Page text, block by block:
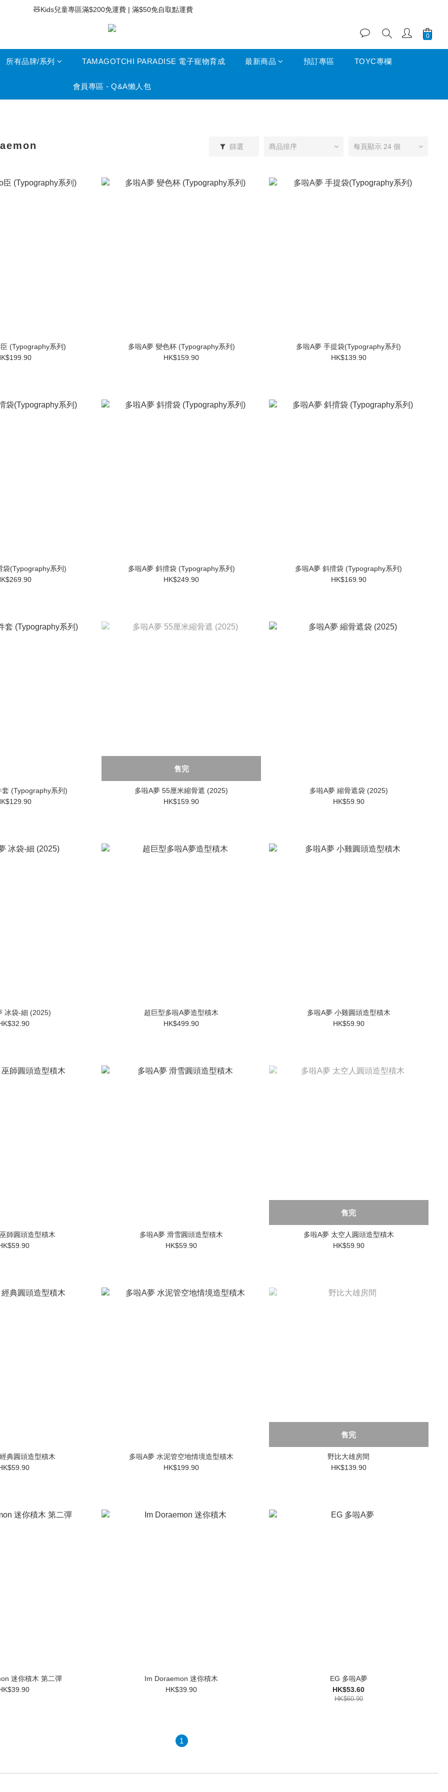
⚡滿$400免運費 | 滿$200免Easy Trade自取點運費
🧸Kids兒童專區滿$200免運費 | 滿$50免自取點運費
⚡滿$400免運費 | 滿$200免Easy Trade自取點運費
所有品牌/系列 TAMAGOTCHI PARADISE 電子寵物育成 最新商品 預訂專區 TOYC專欄
會員專區 - Q&A懶人包
篩選 商品排序 每頁顯示 24 個
(Typography系列)
多啦A夢 變色杯 (Typography系列)
HK$159.90
多啦A夢 手提袋(Typography系列)
HK$139.90
袋(Typography系列)
多啦A夢 斜揹袋 (Typography系列)
HK$249.90
多啦A夢 斜揹袋 (Typography系列)
HK$169.90
夢 證件套 (Typography系列)
售完
多啦A夢 55厘米縮骨遮 (2025)
HK$159.90
多啦A夢 縮骨遮袋 (2025)
HK$59.90
多啦A夢 冰袋-細 (2025)
超巨型多啦A夢造型積木
HK$499.90
多啦A夢 小雞圓頭造型積木
HK$59.90
師圓頭造型積木
多啦A夢 滑雪圓頭造型積木
HK$59.90
售完
多啦A夢 太空人圓頭造型積木
HK$59.90
典圓頭造型積木
多啦A夢 水泥管空地情境造型積木
HK$199.90
售完
野比大雄房間
HK$139.90
迷你積木 第二彈
Im Doraemon 迷你積木
HK$39.90
EG 多啦A夢
HK$53.60
HK$60.90
1